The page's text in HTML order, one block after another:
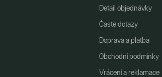
Detail objednávky
Časté dotazy
Doprava a platba
Obchodní podmínky
Vrácení a reklamace